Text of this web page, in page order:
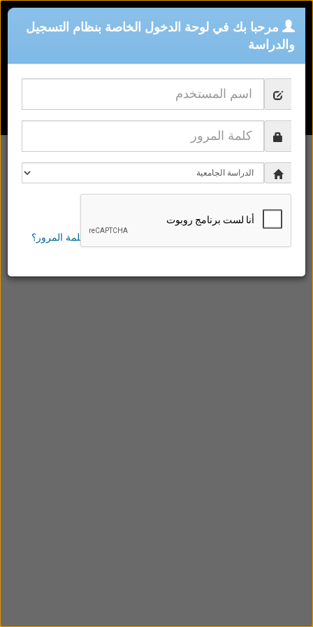
مرحبا بك في لوحة الدخول الخاصة بنظام التسجيل
والدراسة
هل نسيت كلمة المرور؟